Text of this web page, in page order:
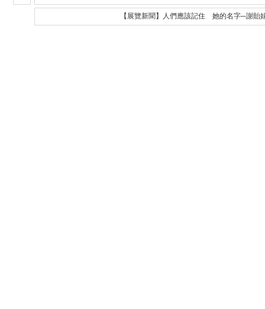
【展覽新聞】人們應該記住 她的名字─謝貽